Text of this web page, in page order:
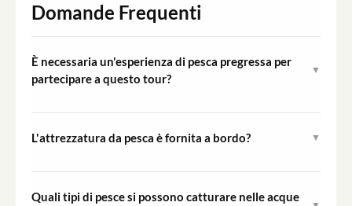
Domande Frequenti
È necessaria un'esperienza di pesca pregressa per
partecipare a questo tour?
▼
durante tutta la sessione, rendendolo adatto sia ai
principianti assoluti che ai pescatori esperti.
L'attrezzatura da pesca è fornita a bordo? ▼
Quali tipi di pesce si possono catturare nelle acque